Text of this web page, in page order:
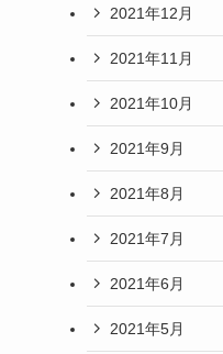
2021年12月
2021年11月
2021年10月
2021年9月
2021年8月
2021年7月
2021年6月
2021年5月